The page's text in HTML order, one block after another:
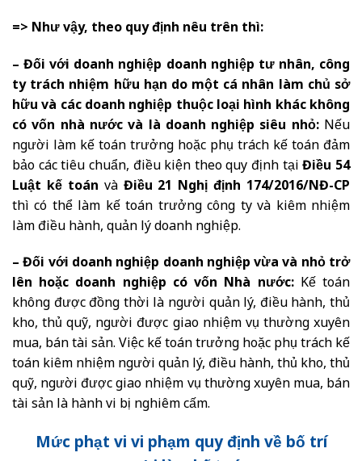
=> Như vậy, theo quy định nêu trên thì:
– Đối với doanh nghiệp doanh nghiệp tư nhân, công
ty trách nhiệm hữu hạn do một cá nhân làm chủ sở
hữu và các doanh nghiệp thuộc loại hình khác không
có vốn nhà nước và là doanh nghiệp siêu nhỏ:Nếu
người làm kế toán trưởng hoặc phụ trách kế toán đảm
bảo các tiêu chuẩn, điều kiện theo quy định tạiĐiều 54
Luật kế toán và Điều 21 Nghị định 174/2016/NĐ-CP
thì có thể làm kế toán trưởng công ty và kiêm nhiệm
làm điều hành, quản lý doanh nghiệp.
– Đối với doanh nghiệp doanh nghiệp vừa và nhỏ trở
lên hoặc doanh nghiệp có vốn Nhà nước:Kế toán
không được đồng thời là người quản lý, điều hành, thủ
kho, thủ quỹ, người được giao nhiệm vụ thường xuyên
mua, bán tài sản. Việc kế toán trưởng hoặc phụ trách kế
toán kiêm nhiệm người quản lý, điều hành, thủ kho, thủ
quỹ, người được giao nhiệm vụ thường xuyên mua, bán
tài sản là hành vi bị nghiêm cấm.
Mức phạt vi vi phạm quy định về bố trí